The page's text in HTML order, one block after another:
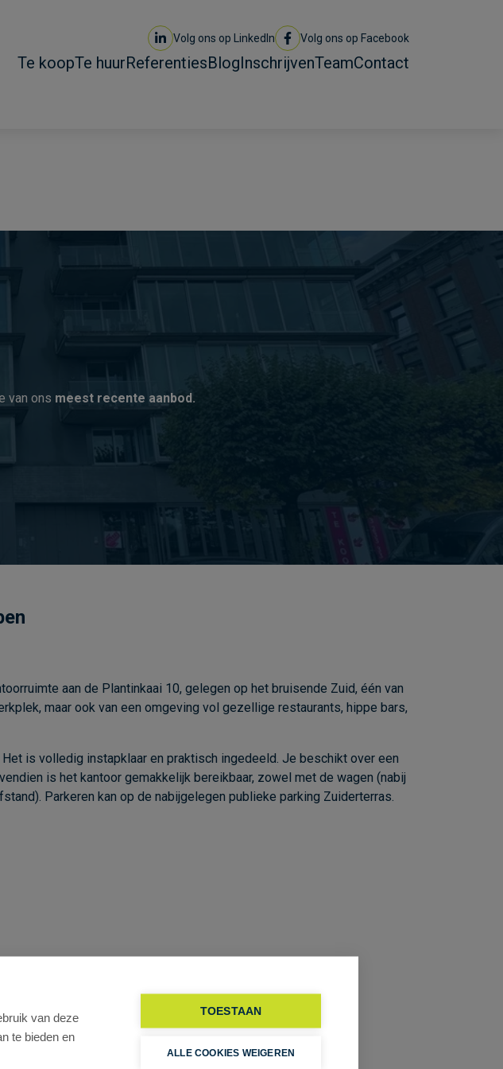
Volg ons op LinkedIn Volg ons op Facebook
Te koopTe huurReferentiesBlogInschrijvenTeamContact
van ons meest recente aanbod.
aan de Plantinkaai 10, gelegen op het bruisende Zuid, één van
maar ook van een omgeving vol gezellige restaurants, hippe bars,
is volledig instapklaar en praktisch ingedeeld. Je beschikt over een
is het kantoor gemakkelijk bereikbaar, zowel met de wagen (nabij
Parkeren kan op de nabijgelegen publieke parking Zuiderterras.
van deze
te bieden en
TOESTAAN
ALLE COOKIES WEIGEREN